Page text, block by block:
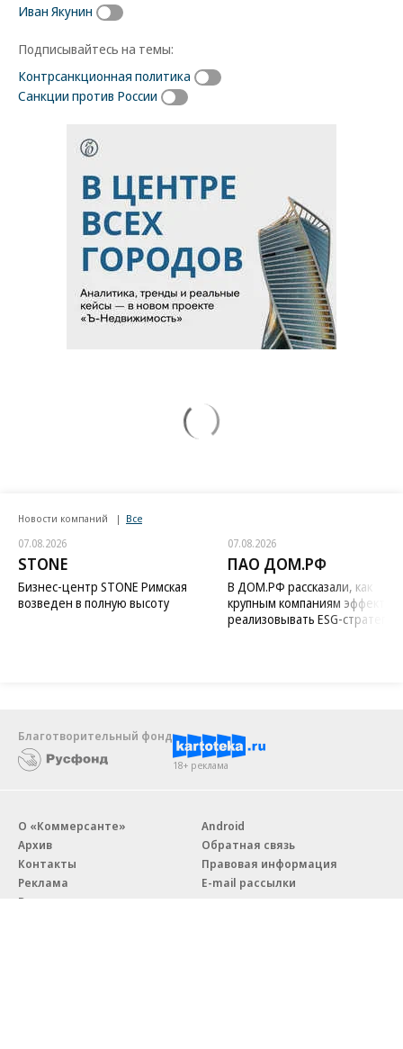
Иван Якунин
Подписывайтесь на темы:
Контрсанкционная политика
Санкции против России
Новости компаний Все
07.08.2026
STONE
Бизнес-центр STONE Римская
возведен в полную высоту
07.08.2026
ПАО ДОМ.РФ
В ДОМ.РФ рассказали, как
крупным компаниям
реализовывать ESG-стратегию
Благотворительный фонд
18+ реклама
О «Коммерсанте»
Архив
Контакты
Реклама
Вакансии
Android
Обратная связь
Правовая информация
E-mail рассылки